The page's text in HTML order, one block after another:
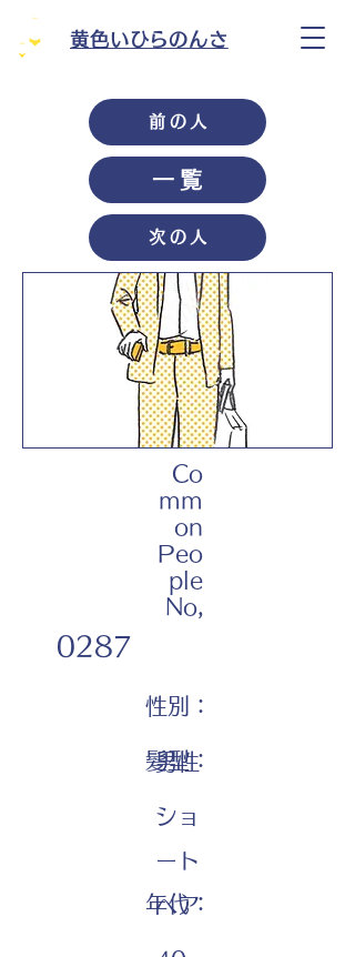
黄色いひらのんさ
前の人
一覧
次の人
Co
mm
on
Peo
ple
No,
0287
性別：
男性
髪型：
ショ
ート
ヘア
年代：